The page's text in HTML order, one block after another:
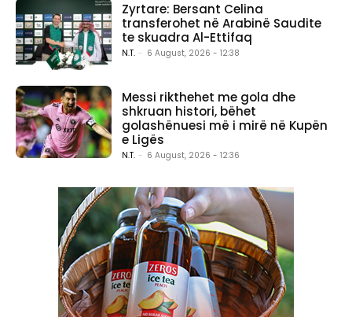
Zyrtare: Bersant Celina
transferohet në Arabinë Saudite
te skuadra Al-Ettifaq
N.T. - 6 August, 2026 - 12:38
Messi rikthehet me gola dhe
shkruan histori, bëhet
golashënuesi më i mirë në Kupën
e Ligës
N.T. - 6 August, 2026 - 12:36